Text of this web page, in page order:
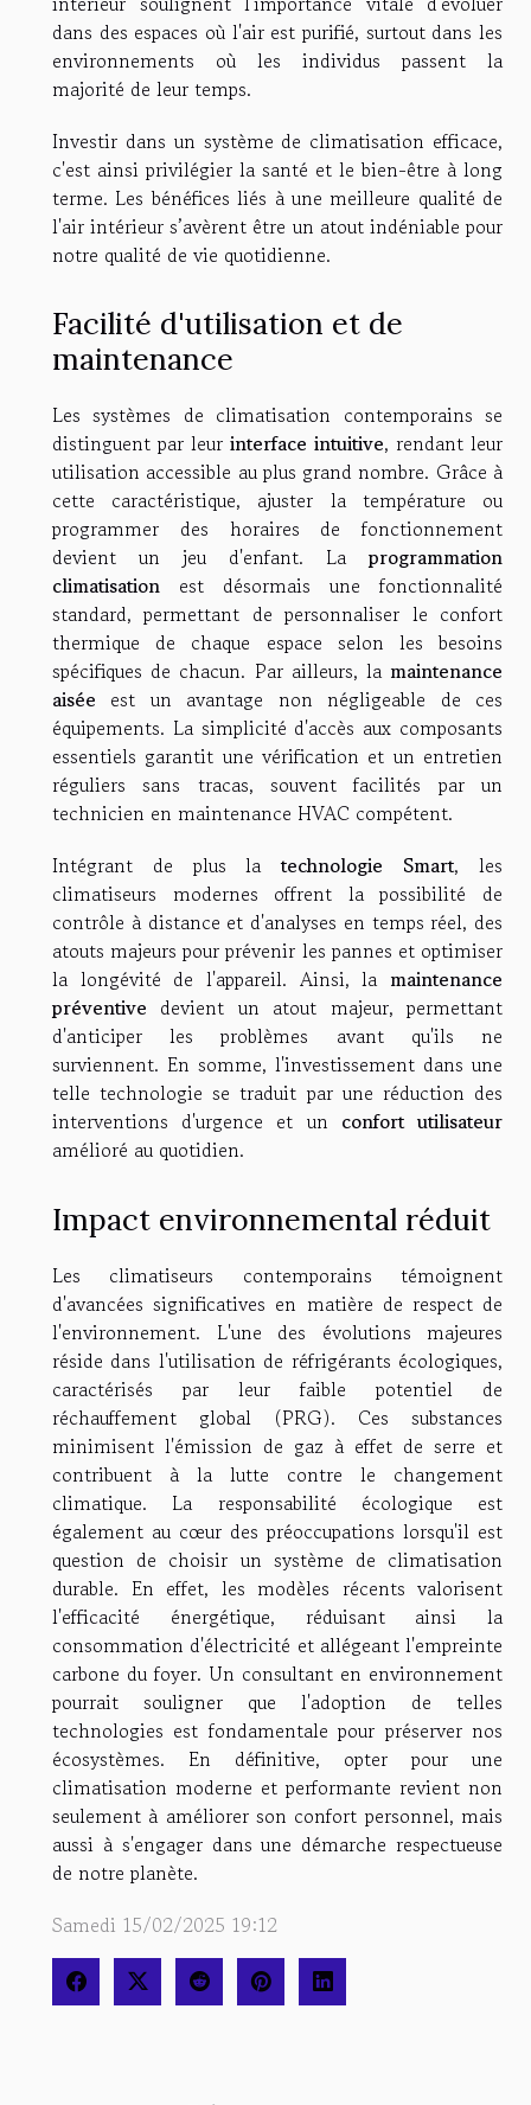
dans des espaces où l'air est purifié, surtout dans les
environnements où les individus passent la
majorité de leur temps.
Investir dans un système de climatisation efficace,
c'est ainsi privilégier la santé et le bien-être à long
terme. Les bénéfices liés à une meilleure qualité de
l'air intérieur s’avèrent être un atout indéniable pour
notre qualité de vie quotidienne.
Facilité d'utilisation et de
maintenance
Les systèmes de climatisation contemporains se
distinguent par leur interface intuitive, rendant leur
utilisation accessible au plus grand nombre. Grâce à
cette caractéristique, ajuster la température ou
programmer des horaires de fonctionnement
devient un jeu d'enfant. La programmation
climatisation est désormais une fonctionnalité
standard, permettant de personnaliser le confort
thermique de chaque espace selon les besoins
spécifiques de chacun. Par ailleurs, la maintenance
aisée est un avantage non négligeable de ces
équipements. La simplicité d'accès aux composants
essentiels garantit une vérification et un entretien
réguliers sans tracas, souvent facilités par un
technicien en maintenance HVAC compétent.
Intégrant de plus latechnologie Smart, les
climatiseurs modernes offrent la possibilité de
contrôle à distance et d'analyses en temps réel, des
atouts majeurs pour prévenir les pannes et optimiser
la longévité de l'appareil. Ainsi, la maintenance
préventive devient un atout majeur, permettant
d'anticiper les problèmes avant qu'ils ne
surviennent. En somme, l'investissement dans une
telle technologie se traduit par une réduction des
interventions d'urgence et un confort utilisateur
amélioré au quotidien.
Impact environnemental réduit
Les climatiseurs contemporains témoignent
d'avancées significatives en matière de respect de
l'environnement. L'une des évolutions majeures
réside dans l'utilisation de réfrigérants écologiques,
caractérisés par leur faible potentiel de
réchauffement global (PRG). Ces substances
minimisent l'émission de gaz à effet de serre et
contribuent à la lutte contre le changement
climatique. La responsabilité écologique est
également au cœur des préoccupations lorsqu'il est
question de choisir un système de climatisation
durable. En effet, les modèles récents valorisent
l'efficacité énergétique, réduisant ainsi la
consommation d'électricité et allégeant l'empreinte
carbone du foyer. Un consultant en environnement
pourrait souligner que l'adoption de telles
technologies est fondamentale pour préserver nos
écosystèmes. En définitive, opter pour une
climatisation moderne et performante revient non
seulement à améliorer son confort personnel, mais
aussi à s'engager dans une démarche respectueuse
de notre planète.
Samedi 15/02/2025 19:12